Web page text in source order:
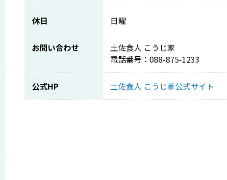
休日 日曜
お問い合わせ
土佐食人 こうじ家
電話番号：088-875-1233
公式HP 土佐食人 こうじ家公式サイト